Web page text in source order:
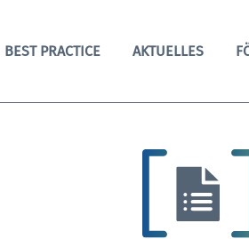
BEST PRACTICE AKTUELLES